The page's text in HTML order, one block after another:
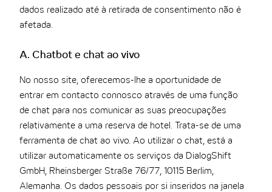
dados realizado até à retirada de consentimento não é
afetada.
A. Chatbot e chat ao vivo
No nosso site, oferecemos-lhe a oportunidade de
entrar em contacto connosco através de uma função
de chat para nos comunicar as suas preocupações
relativamente a uma reserva de hotel. Trata-se de uma
ferramenta de chat ao vivo. Ao utilizar o chat, está a
utilizar automaticamente os serviços da DialogShift
GmbH, Rheinsberger Straße 76/77, 10115 Berlim,
Alemanha. Os dados pessoais por si inseridos na janela